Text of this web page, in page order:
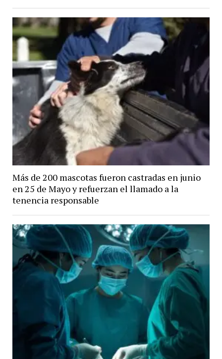
Más de 200 mascotas fueron castradas en junio
en 25 de Mayo y refuerzan el llamado a la
tenencia responsable